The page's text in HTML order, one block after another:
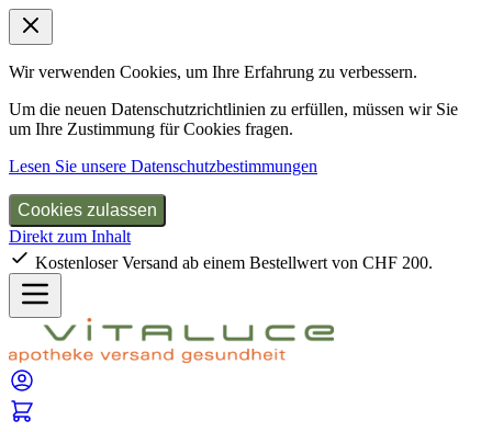
Wir verwenden Cookies, um Ihre Erfahrung zu verbessern.
Um die neuen Datenschutzrichtlinien zu erfüllen, müssen wir Sie
um Ihre Zustimmung für Cookies fragen.
Lesen Sie unsere Datenschutzbestimmungen
Cookies zulassen
Direkt zum Inhalt
Kostenloser Versand ab einem Bestellwert von CHF 200.